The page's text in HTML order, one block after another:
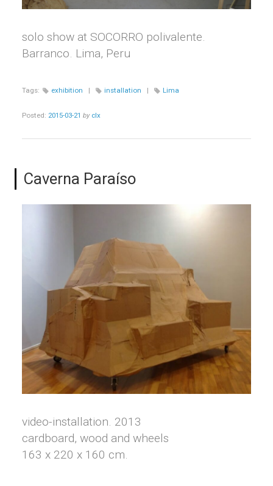
solo show at SOCORRO polivalente.
Barranco. Lima, Peru
Tags: exhibition | installation | Lima
Posted: 2015-03-21 by clx
Caverna Paraíso
video-installation. 2013
cardboard, wood and wheels
163 x 220 x 160 cm.